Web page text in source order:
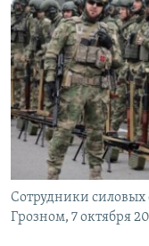
СОВЕТЫ
ПРОПАВШИЕ БЕЗ
ПОБЕДИТЕЛЕЙ НЕ
ELIFBE
УКРАИНСКАЯ
Qırımtatar
ПРИСОЕДИНЯЙТЕСЬ!
Все сайты RFE/
Сотрудники силовых
Грозном, 7 октября